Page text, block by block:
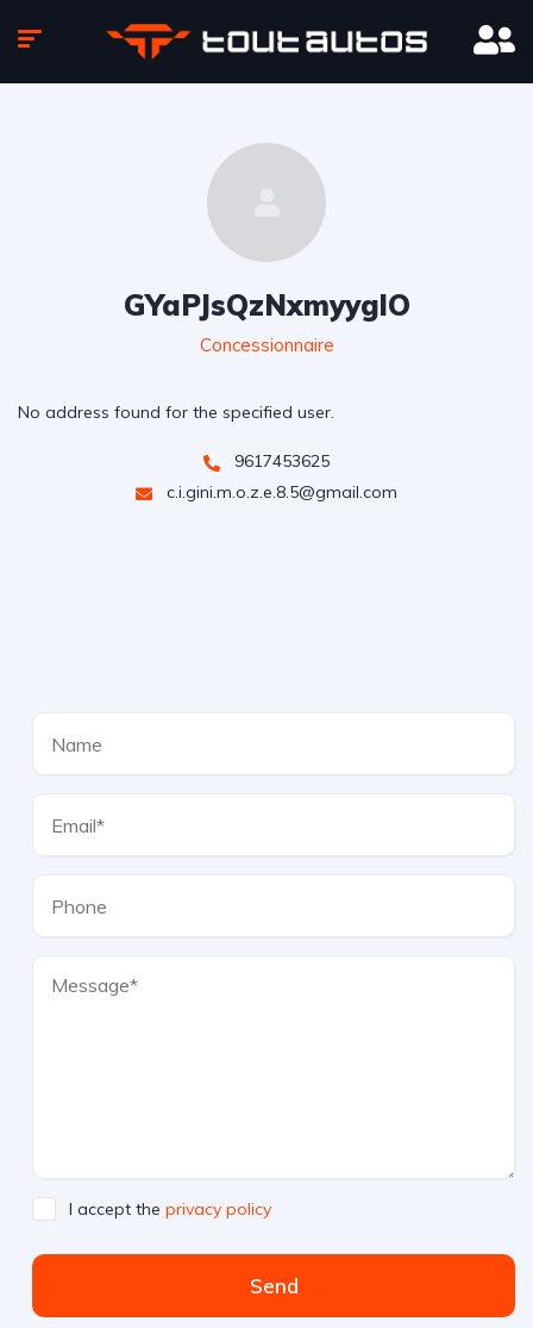
GYaPJsQzNxmyyglO
Concessionnaire
No address found for the specified user.
9617453625
c.i.gini.m.o.z.e.8.5@gmail.com
I accept the privacy policy
Send